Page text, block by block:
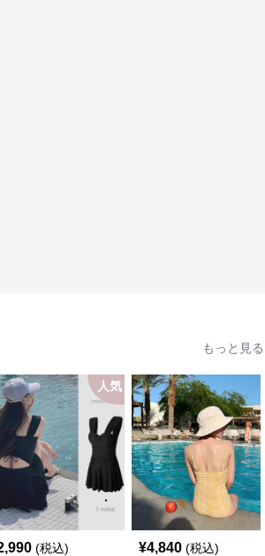
もっと見る
人気
(税込) ¥4,840 (税込)